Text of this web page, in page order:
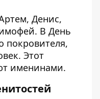
Денис,
В День
покровителя,
Этот
именинами.